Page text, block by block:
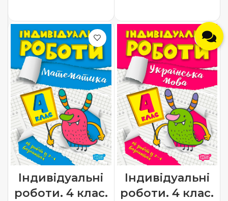
Індивідуальні
роботи. 4 клас.
Індивідуальні
роботи. 4 клас.